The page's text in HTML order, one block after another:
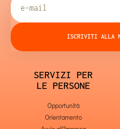
ISCRIVITI ALLA
SERVIZI PER
LE PERSONE
Opportunità
Orientamento